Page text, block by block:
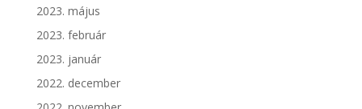
2023. május
2023. február
2023. január
2022. december